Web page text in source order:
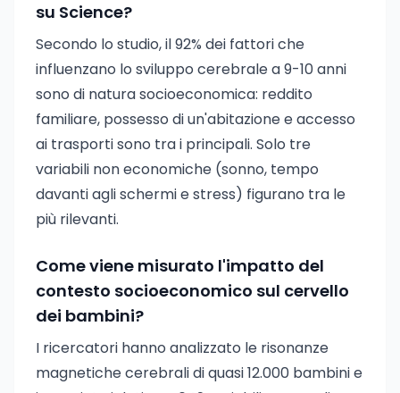
su Science?
Secondo lo studio, il 92% dei fattori che
influenzano lo sviluppo cerebrale a 9-10 anni
sono di natura socioeconomica: reddito
familiare, possesso di un'abitazione e accesso
ai trasporti sono tra i principali. Solo tre
variabili non economiche (sonno, tempo
davanti agli schermi e stress) figurano tra le
più rilevanti.
Come viene misurato l'impatto del
contesto socioeconomico sul cervello
dei bambini?
I ricercatori hanno analizzato le risonanze
magnetiche cerebrali di quasi 12.000 bambini e